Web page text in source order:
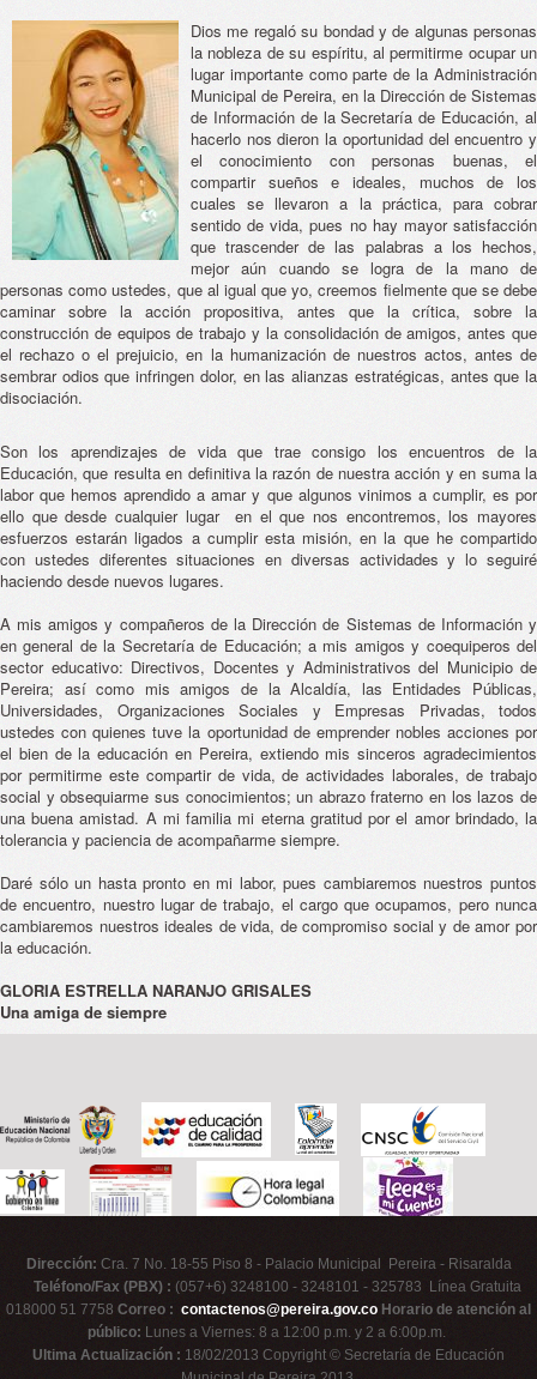
Dios me regaló su bondad y de algunas personas
la nobleza de su espíritu, al permitirme ocupar un
lugar importante como parte de la Administración
Municipal de Pereira, en la Dirección de Sistemas
de Información de la Secretaría de Educación, al
hacerlo nos dieron la oportunidad del encuentro y
el conocimiento con personas buenas, el
compartir sueños e ideales, muchos de los
cuales se llevaron a la práctica, para cobrar
sentido de vida, pues no hay mayor satisfacción
que trascender de las palabras a los hechos,
mejor aún cuando se logra de la mano de
personas como ustedes, que al igual que yo, creemos fielmente que se debe
caminar sobre la acción propositiva, antes que la crítica, sobre la
construcción de equipos de trabajo y la consolidación de amigos, antes que
el rechazo o el prejuicio, en la humanización de nuestros actos, antes de
sembrar odios que infringen dolor, en las alianzas estratégicas, antes que la
disociación.
Son los aprendizajes de vida que trae consigo los encuentros de la
Educación, que resulta en definitiva la razón de nuestra acción y en suma la
labor que hemos aprendido a amar y que algunos vinimos a cumplir, es por
ello que desde cualquier lugar en el que nos encontremos, los mayores
esfuerzos estarán ligados a cumplir esta misión, en la que he compartido
con ustedes diferentes situaciones en diversas actividades y lo seguiré
haciendo desde nuevos lugares.
A mis amigos y compañeros de la Dirección de Sistemas de Información y
en general de la Secretaría de Educación; a mis amigos y coequiperos del
sector educativo: Directivos, Docentes y Administrativos del Municipio de
Pereira; así como mis amigos de la Alcaldía, las Entidades Públicas,
Universidades, Organizaciones Sociales y Empresas Privadas, todos
ustedes con quienes tuve la oportunidad de emprender nobles acciones por
el bien de la educación en Pereira, extiendo mis sinceros agradecimientos
por permitirme este compartir de vida, de actividades laborales, de trabajo
social y obsequiarme sus conocimientos; un abrazo fraterno en los lazos de
una buena amistad. A mi familia mi eterna gratitud por el amor brindado, la
tolerancia y paciencia de acompañarme siempre.
Daré sólo un hasta pronto en mi labor, pues cambiaremos nuestros puntos
de encuentro, nuestro lugar de trabajo, el cargo que ocupamos, pero nunca
cambiaremos nuestros ideales de vida, de compromiso social y de amor por
la educación.
GLORIA ESTRELLA NARANJO GRISALES
Una amiga de siempre
Dirección: Cra. 7 No. 18-55 Piso 8 - Palacio Municipal Pereira - Risaralda
Teléfono/Fax (PBX) : (057+6) 3248100 - 3248101 - 325783 Línea Gratuita
018000 51 7758 Correo : contactenos@pereira.gov.co Horario de atención al
público: Lunes a Viernes: 8 a 12:00 p.m. y 2 a 6:00p.m.
Ultima Actualización : 18/02/2013 Copyright © Secretaría de Educación